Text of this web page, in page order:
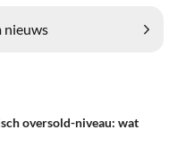
nieuws
oversold-niveau: wat